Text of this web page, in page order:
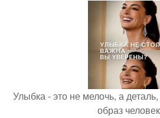
Улыбка - это не мелочь, а
образ